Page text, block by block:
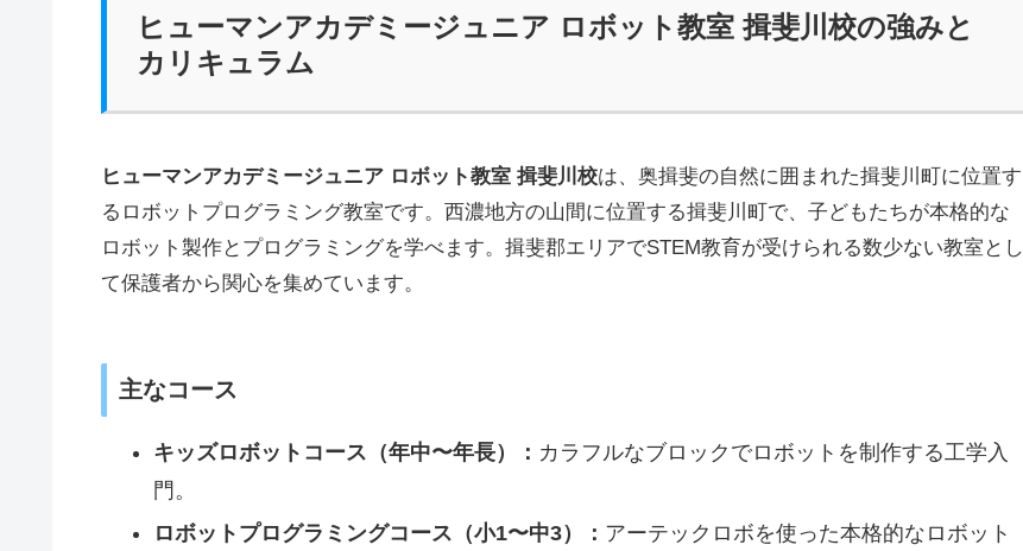
ヒューマンアカデミージュニア ロボット教室 揖斐川校の強みと
カリキュラム
ヒューマンアカデミージュニア ロボット教室 揖斐川校は、奥揖斐の自然に囲まれた揖斐川町に位置す
るロボットプログラミング教室です。西濃地方の山間に位置する揖斐川町で、子どもたちが本格的な
ロボット製作とプログラミングを学べます。揖斐郡エリアでSTEM教育が受けられる数少ない教室とし
て保護者から関心を集めています。
主なコース
キッズロボットコース（年中〜年長）： カラフルなブロックでロボットを制作する工学入
門。
ロボットプログラミングコース（小1〜中3）： アーテックロボを使った本格的なロボット